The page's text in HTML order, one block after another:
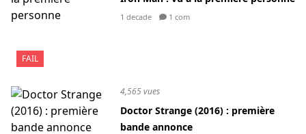
FAIL
1 decade 1 com
4,565 vues
Doctor Strange (2016) : première
bande annonce